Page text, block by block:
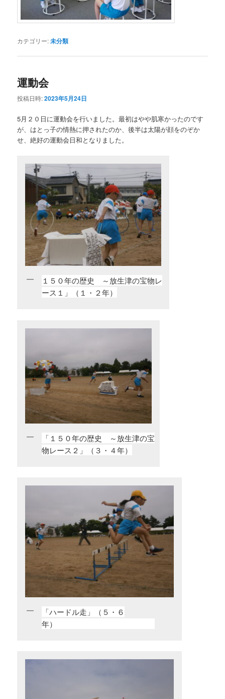
カテゴリー:未分類
運動会
投稿日時:2023年5月24日
5月２０日に運動会を行いました。最初はやや肌寒かったのです
が、はとっ子の情熱に押されたのか、後半は太陽が顔をのぞか
せ、絶好の運動会日和となりました。
１５０年の歴史 ～放生津の宝物レ
ース１」（１・２年）
「１５０年の歴史 ～放生津の宝
物レース２」（３・４年）
「ハードル走」（５・６
年）